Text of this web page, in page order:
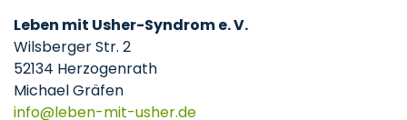
Leben mit Usher-Syndrom e. V.
Wilsberger Str. 2
52134 Herzogenrath
Michael Gräfen
info
leben-mit-usherde